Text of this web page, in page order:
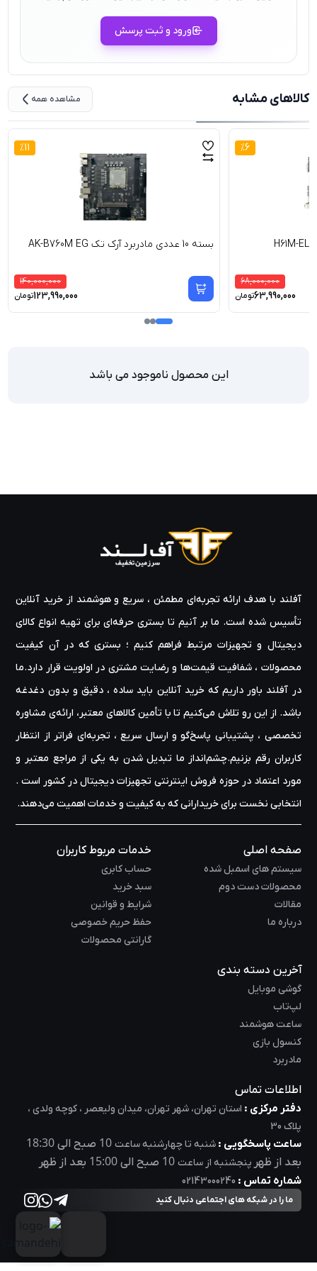
ورود و ثبت پرسش
کالاهای مشابه مشاهده همه
11
%
بسته 10 عددی مادربرد آرک تک AK-B760M EG
140,000,000
123,990,000تومان
6
%
68,000,000
63,990,000تومان
این محصول ناموجود می باشد
آفلند با هدف ارائه‌ تجربه‌ای مطمئن ، سریع و هوشمند از خرید آنلاین
تأسیس شده است. ما بر آنیم تا بستری حرفه‌ای برای تهیه‌ انواع کالای
دیجیتال و تجهیزات مرتبط فراهم کنیم ؛ بستری که در آن کیفیت
محصولات ، شفافیت قیمت‌ها و رضایت مشتری در اولویت قرار دارد.ما
در آفلند باور داریم که خرید آنلاین باید ساده ، دقیق و بدون دغدغه
باشد. از این رو تلاش می‌کنیم تا با تأمین کالاهای معتبر، ارائه‌ی مشاوره‌
تخصصی ، پشتیبانی پاسخ‌گو و ارسال سریع ، تجربه‌ای فراتر از انتظار
کاربران رقم بزنیم.چشم‌انداز ما تبدیل شدن به یکی از مراجع معتبر و
مورد اعتماد در حوزه‌ فروش اینترنتی تجهیزات دیجیتال در کشور است .
انتخابی نخست برای خریدارانی که به کیفیت و خدمات اهمیت می‌دهند.
صفحه اصلی
سیستم های اسمبل شده
محصولات دست دوم
مقالات
درباره ما
خدمات مربوط کاربران
حساب کابری
سبد خرید
شرایط و قوانین
حفظ حریم خصوصی
گارانتی محصولات
آخرین دسته بندی
گوشی موبایل
لپ‌تاب
ساعت هوشمند
کنسول بازی
مادربرد
اطلاعات تماس
دفتر مرکزی : استان تهران، شهر تهران، میدان ولیعصر ، کوچه ولدی ،
پلاک 30
ساعت پاسخگویی : شنبه تا چهارشنبه ساعت 10 صبح الی18:30
بعد از ظهر پنجشنبه از ساعت 10 صبح الی15:00 بعد از ظهر
شماره تماس : 02143000240
ما را در شبکه های اجتماعی دنبال کنید